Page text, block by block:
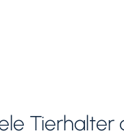
Tierhalter